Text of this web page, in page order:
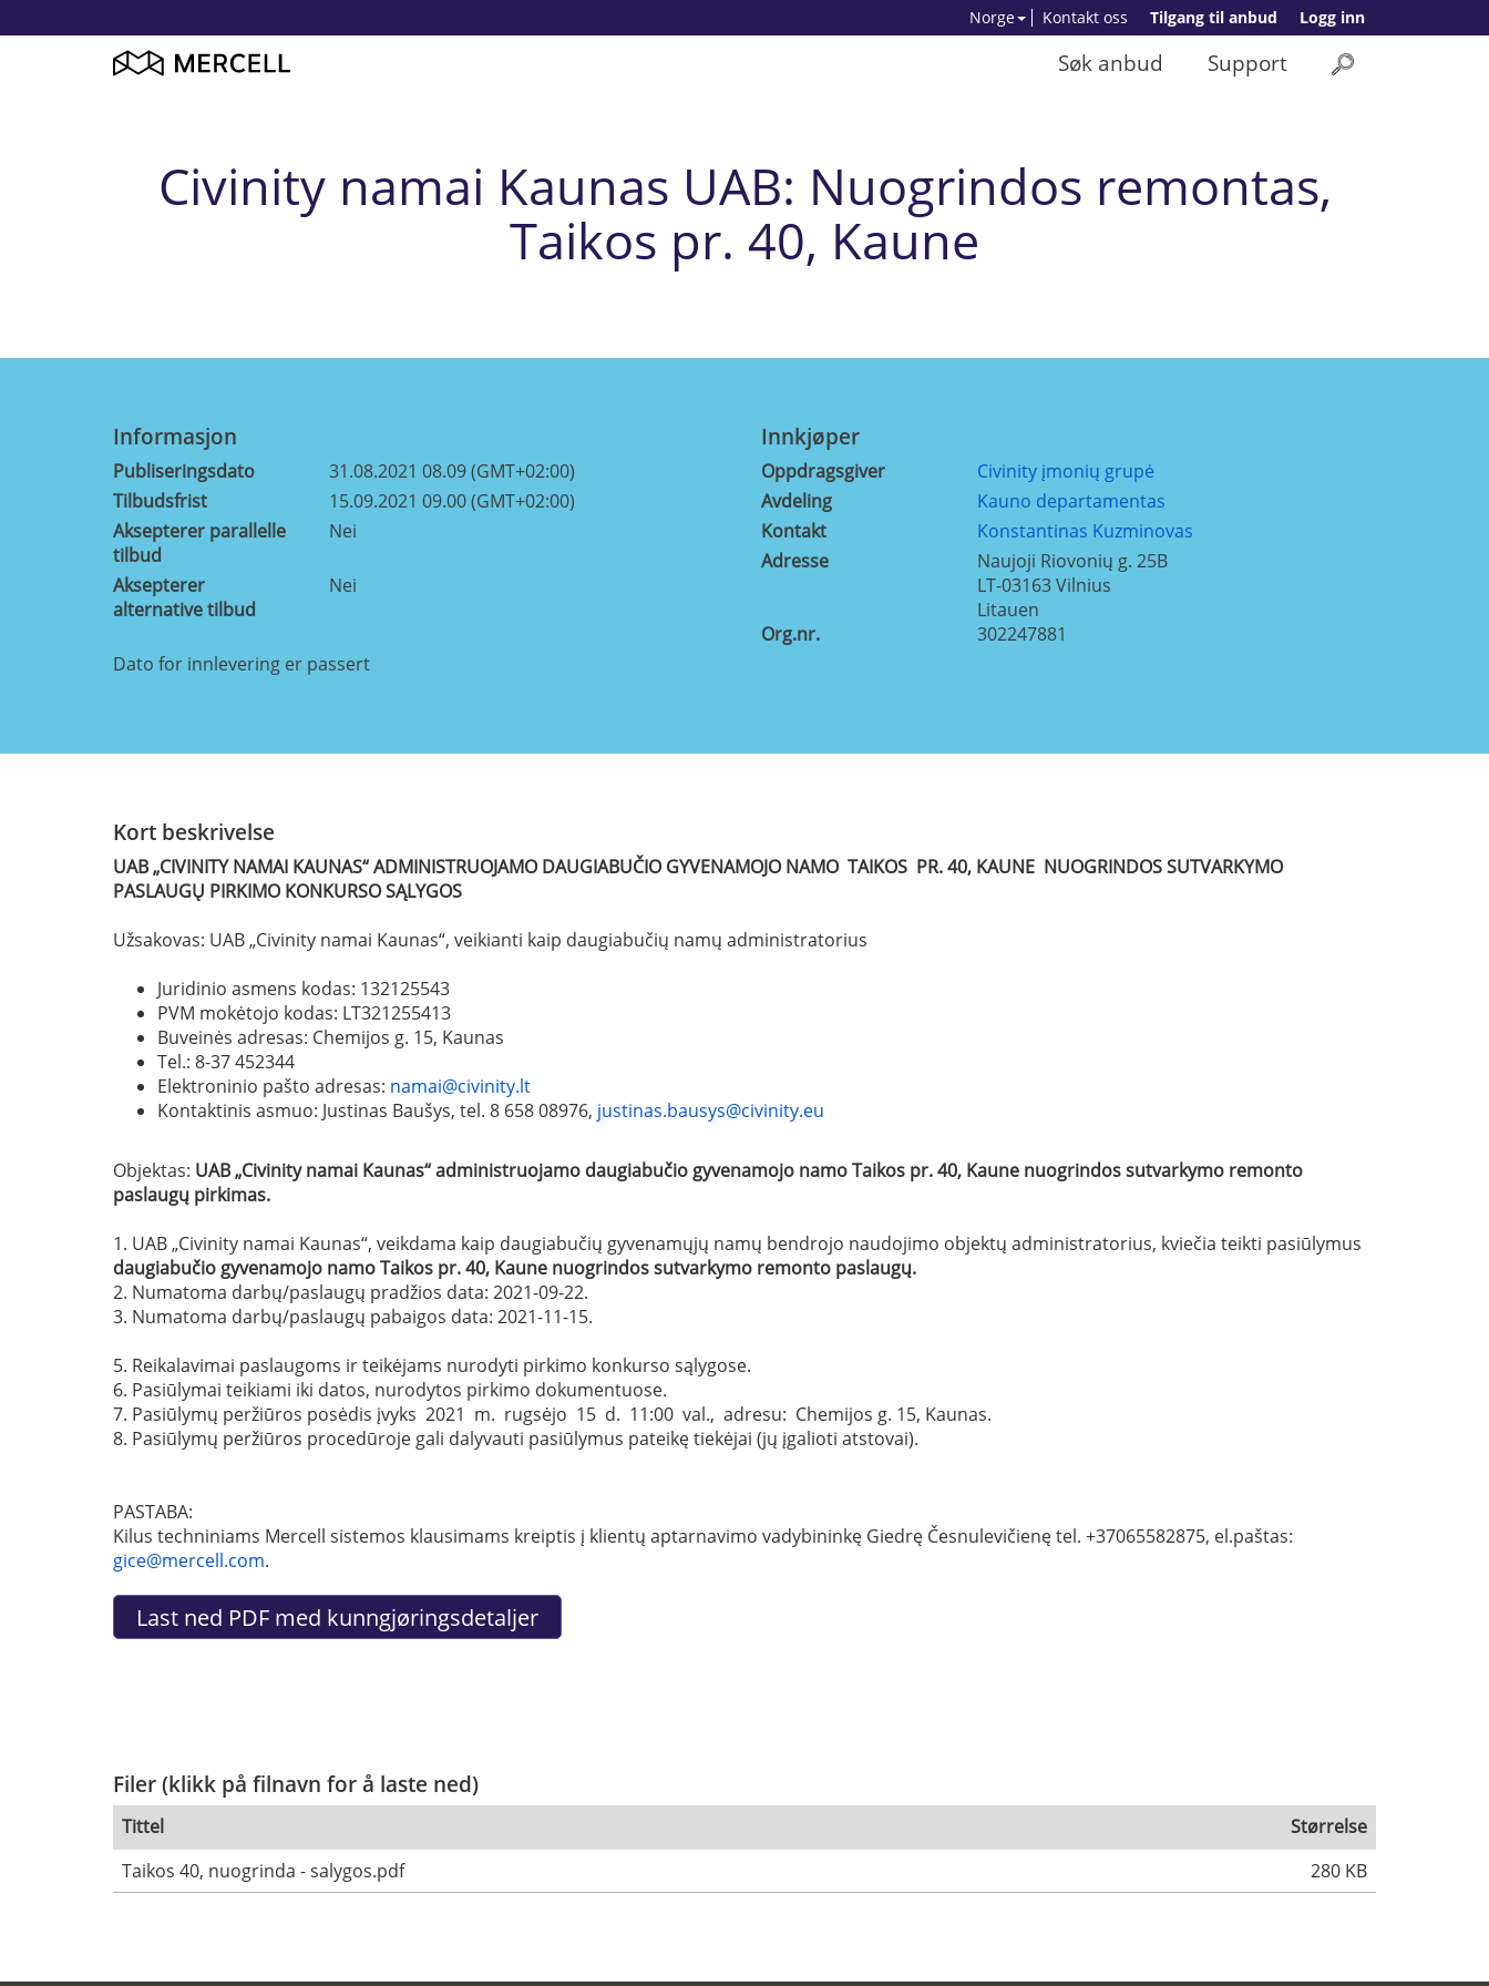
Logg inn
Tilgang til anbud
Kontakt oss
Norge
Support
Søk anbud
Civinity namai Kaunas UAB: Nuogrindos remontas,
Taikos pr. 40, Kaune
Informasjon
Publiseringsdato
31.08.2021 08.09 (GMT+02:00)
Tilbudsfrist
15.09.2021 09.00 (GMT+02:00)
Aksepterer parallelle
tilbud
Nei
Aksepterer
alternative tilbud
Nei
Innkjøper
Oppdragsgiver
Civinity įmonių grupė
Avdeling
Kauno departamentas
Kontakt
Konstantinas Kuzminovas
Adresse
Naujoji Riovonių g. 25B
LT-03163Vilnius
Litauen
Org.nr.
302247881
Dato for innlevering er passert
Kort beskrivelse
UAB „CIVINITY NAMAI KAUNAS“ ADMINISTRUOJAMO DAUGIABUČIO GYVENAMOJO NAMO TAIKOS PR. 40, KAUNE NUOGRINDOS SUTVARKYMO
PASLAUGŲ PIRKIMO KONKURSO SĄLYGOS
Užsakovas: UAB „Civinity namai Kaunas“, veikianti kaip daugiabučių namų administratorius
Juridinio asmens kodas: 132125543
PVM mokėtojo kodas: LT321255413
Buveinės adresas: Chemijos g. 15, Kaunas
Tel.: 8-37 452344
Elektroninio pašto adresas: namai@civinity.lt
Kontaktinis asmuo: Justinas Baušys, tel. 8 658 08976, justinas.bausys@civinity.eu
Objektas: UAB „Civinity namai Kaunas“ administruojamo daugiabučio gyvenamojo namo Taikos pr. 40, Kaune nuogrindos sutvarkymo remonto
paslaugų pirkimas.
1. UAB „Civinity namai Kaunas“, veikdama kaip daugiabučių gyvenamųjų namų bendrojo naudojimo objektų administratorius, kviečia teikti pasiūlymus
daugiabučio gyvenamojo namo Taikos pr. 40, Kaune nuogrindos sutvarkymo remonto paslaugų.
2. Numatoma darbų/paslaugų pradžios data: 2021-09-22.
3. Numatoma darbų/paslaugų pabaigos data: 2021-11-15.
5. Reikalavimai paslaugoms ir teikėjams nurodyti pirkimo konkurso sąlygose.
6. Pasiūlymai teikiami iki datos, nurodytos pirkimo dokumentuose.
7. Pasiūlymų peržiūros posėdis įvyks 2021 m. rugsėjo 15 d. 11:00 val., adresu: Chemijos g. 15, Kaunas.
8. Pasiūlymų peržiūros procedūroje gali dalyvauti pasiūlymus pateikę tiekėjai (jų įgalioti atstovai).
PASTABA:
Kilus techniniams Mercell sistemos klausimams kreiptis į klientų aptarnavimo vadybininkę Giedrę Česnulevičienę tel. +37065582875, el.paštas:
gice@mercell.com.
Filer (klikk på filnavn for å laste ned)
Tittel
Størrelse
Taikos 40, nuogrinda - salygos.pdf
280 KB